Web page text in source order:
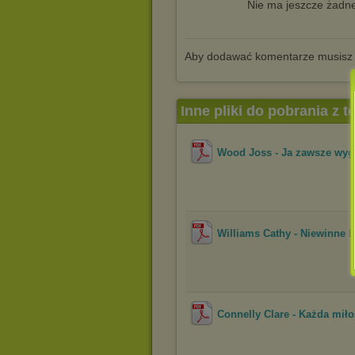
Nie ma jeszcze
Aby dodawać komentarze musisz
Inne pliki do pobrania z
Wood Joss - Ja zawsze
Williams Cathy - Niewinne
Connelly Clare - Każda